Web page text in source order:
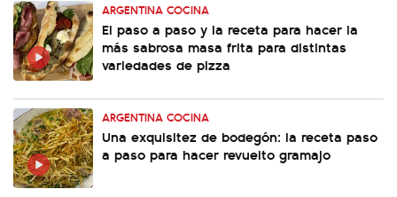
ARGENTINA COCINA
El paso a paso y la receta para hacer la
más sabrosa masa frita para distintas
variedades de pizza
ARGENTINA COCINA
Una exquisitez de bodegón: la receta paso
a paso para hacer revuelto gramajo